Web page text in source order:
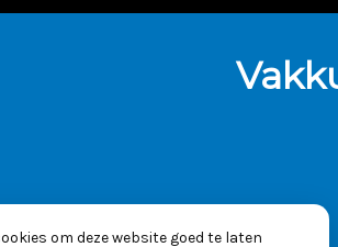
om deze website goed te laten